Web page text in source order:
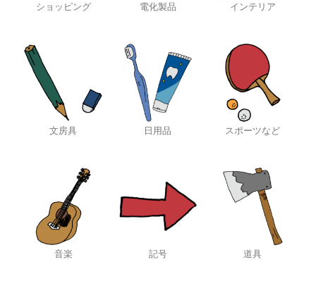
ショッピング 電化製品 インテリア
文房具 日用品 スポーツなど
音楽 記号 道具